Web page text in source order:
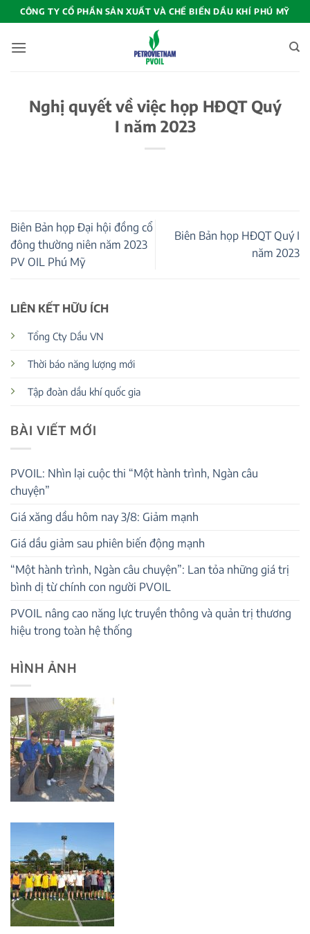
qua
nội
CÔNG TY CỔ PHẦN SẢN XUẤT VÀ CHẾ BIẾN DẦU KHÍ PHÚ MỸ
Nghị quyết về việc họp HĐQT Quý
I năm 2023
Biên Bản họp Đại hội đồng cổ
đông thường niên năm 2023
PV OIL Phú Mỹ
Biên Bản họp HĐQT Quý I
năm 2023
LIÊN KẾT HỮU ÍCH
Tổng Cty Dầu VN
Thời báo năng lượng mới
Tập đoàn dầu khí quốc gia
BÀI VIẾT MỚI
PVOIL: Nhìn lại cuộc thi “Một hành trình, Ngàn câu
chuyện”
Giá xăng dầu hôm nay 3/8: Giảm mạnh
Giá dầu giảm sau phiên biến động mạnh
“Một hành trình, Ngàn câu chuyện”: Lan tỏa những giá trị
bình dị từ chính con người PVOIL
PVOIL nâng cao năng lực truyền thông và quản trị thương
hiệu trong toàn hệ thống
HÌNH ẢNH